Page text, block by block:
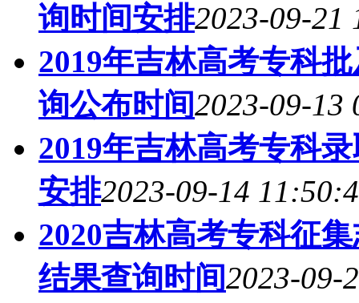
询时间安排2023-09-21
2019年吉林高考专科
询公布时间2023-09-13
2019年吉林高考专科
安排2023-09-14
2020吉林高考专科征
结果查询时间2023-09-